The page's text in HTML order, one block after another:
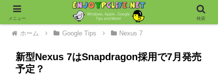
ホーム Google Tips Nexus 7
新型Nexus 7はSnapdragon採用で7月発売
予定？
メニュー 検索